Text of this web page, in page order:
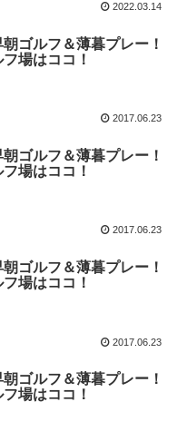
2022.03.14
ゴルフ＆薄暮プレー！
場はココ！
2017.06.23
ゴルフ＆薄暮プレー！
場はココ！
2017.06.23
ゴルフ＆薄暮プレー！
場はココ！
2017.06.23
ゴルフ＆薄暮プレー！
場はココ！